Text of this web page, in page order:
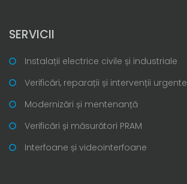
SERVICII
Instalații electrice civile și industriale
Verificări, reparații și intervenții urgente
Modernizări și mentenanță
Verificări și măsurători PRAM
Interfoane și videointerfoane